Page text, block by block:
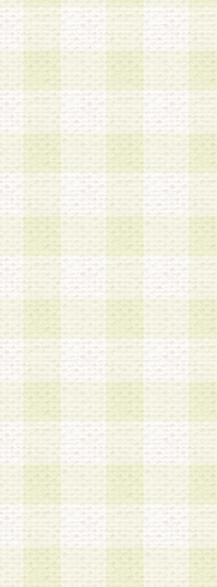
4.会員は、複
いものとします
第4条 ログイ
1.会員は、会
加する際には
スワードを使
2.登録の際に
の使用に関し
3.会員は、当
貸与、名義変
ならないもの
4.当社は、会
盗用など第三
き事由の有無
のとします。
第5条 会員の